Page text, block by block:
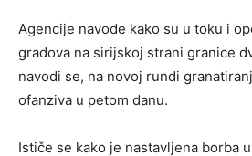
Agencije navode kako su u toku i
gradova na sirijskoj strani granice
navodi se, na novoj rundi
ofanziva u petom danu.
Ističe se kako je nastavljena borba